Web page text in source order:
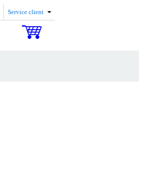
Service client